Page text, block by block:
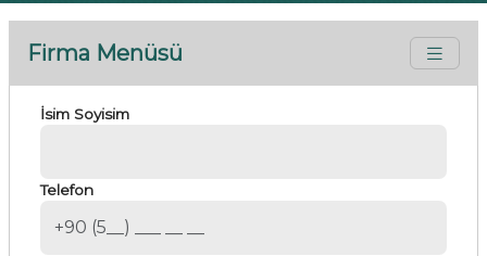
Firma Menüsü
İsim Soyisim
Telefon